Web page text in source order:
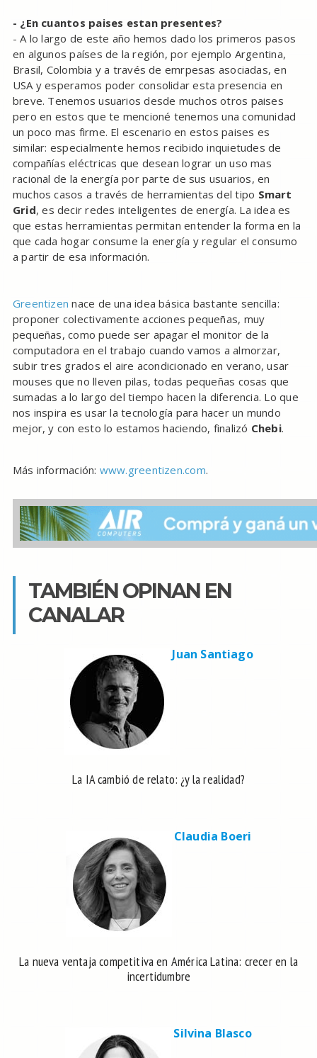
- ¿En cuantos paises estan presentes?
- A lo largo de este año hemos dado los primeros pasos
en algunos países de la región, por ejemplo Argentina,
Brasil, Colombia y a través de emrpesas asociadas, en
USA y esperamos poder consolidar esta presencia en
breve. Tenemos usuarios desde muchos otros paises
pero en estos que te mencioné tenemos una comunidad
un poco mas firme. El escenario en estos paises es
similar: especialmente hemos recibido inquietudes de
compañías eléctricas que desean lograr un uso mas
racional de la energía por parte de sus usuarios, en
muchos casos a través de herramientas del tipo Smart
Grid, es decir redes inteligentes de energía. La idea es
que estas herramientas permitan entender la forma en la
que cada hogar consume la energía y regular el consumo
a partir de esa información.
Greentizen nace de una idea básica bastante sencilla:
proponer colectivamente acciones pequeñas, muy
pequeñas, como puede ser apagar el monitor de la
computadora en el trabajo cuando vamos a almorzar,
subir tres grados el aire acondicionado en verano, usar
mouses que no lleven pilas, todas pequeñas cosas que
sumadas a lo largo del tiempo hacen la diferencia. Lo que
nos inspira es usar la tecnología para hacer un mundo
mejor, y con esto lo estamos haciendo, finalizó Chebi.
Más información: www.greentizen.com.
TAMBIÉN OPINAN EN
CANALAR
Juan Santiago
La IA cambió de relato: ¿y la realidad?
Claudia Boeri
La nueva ventaja competitiva en América Latina: crecer en la
incertidumbre
Silvina Blasco